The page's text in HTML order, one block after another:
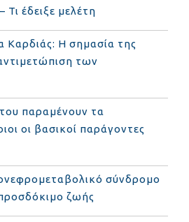
Τι έδειξε μελέτη
Καρδιάς: Η σημασία της
των
παραμένουν τα
οι βασικοί παράγοντες
σύνδρομο
ζωής